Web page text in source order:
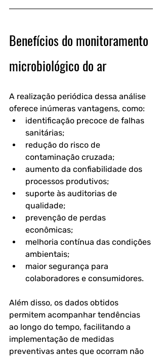
Benefícios do monitoramento
microbiológico do ar
A realização periódica dessa análise
oferece inúmeras vantagens, como:
identificação precoce de falhas
sanitárias;
redução do risco de
contaminação cruzada;
aumento da confiabilidade dos
processos produtivos;
suporte às auditorias de
qualidade;
prevenção de perdas
econômicas;
melhoria contínua das condições
ambientais;
maior segurança para
colaboradores e consumidores.
Além disso, os dados obtidos
permitem acompanhar tendências
ao longo do tempo, facilitando a
implementação de medidas
preventivas antes que ocorram não